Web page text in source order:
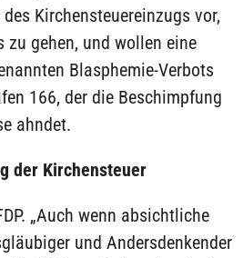
Kirchensteuereinzugs vor,
zu gehen, und wollen eine
Blasphemie-Verbots
166, der die Beschimpfung
ahndet.
der Kirchensteuer
„Auch wenn absichtliche
und Andersdenkender